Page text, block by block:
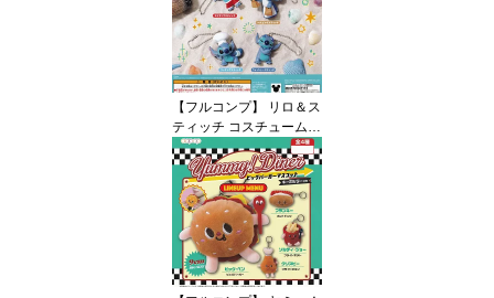
バンド付き保冷剤ケース
ガチャガチャ カプセルト
イ 即納 在庫品 送料無料
追跡あり
【フルコンプ】 リロ＆ス
ティッチ コスチュームフ
ィギュアマスコット 【全
4種セット】 タカラトミ
ーアーツ DISNEY Stitch
グッズ フィギュア ガチ
ャガチャ カプセルトイ
即納 在庫品 送料無料 追
跡あり